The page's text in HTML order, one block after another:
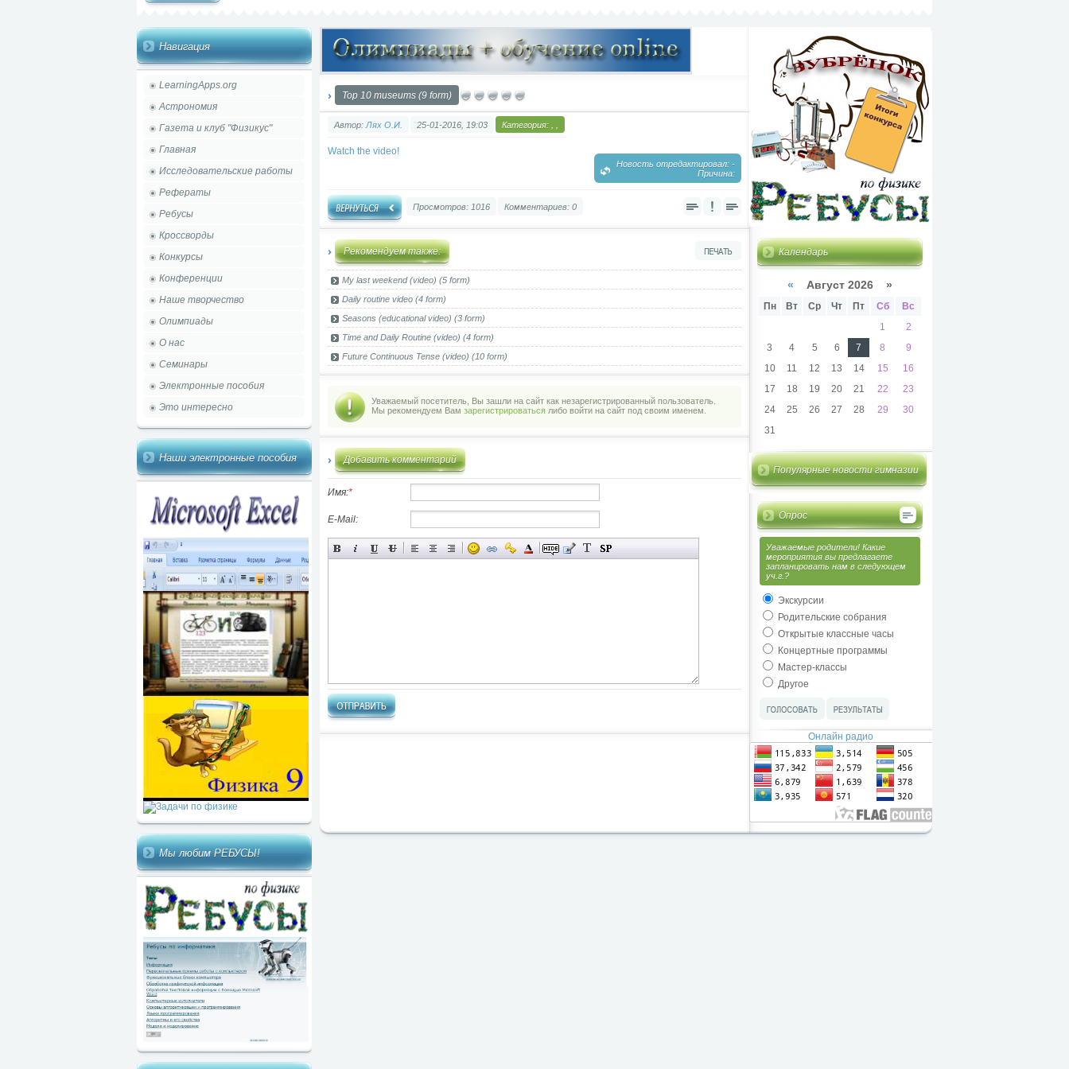
Навигация
LearningApps.org
Астрономия
Газета и клуб "Физикус"
Главная
Исследовательские работы
Рефераты
Ребусы
Кроссворды
Конкурсы
Конференции
Наше творчество
Олимпиады
О нас
Семинары
Электронные пособия
Это интересно
Наши электронные пособия
Мы любим РЕБУСЫ!
Top 10 museums (9 form)
Автор: Лях О.И. 25-01-2016, 19:03 Категория:
Watch the video!
Новость отредактировал: -
Причина:
Просмотров: 1016 Комментариев: 0
Рекомендуем также:
My last weekend (video) (5 form)
Daily routine video (4 form)
Seasons (educational video) (3 form)
Time and Daily Routine (video) (4 form)
Future Continuous Tense (video) (10 form)
Уважаемый посетитель, Вы зашли на сайт как незарегистрированный пользователь.
Мы рекомендуем Вам зарегистрироваться либо войти на сайт под своим именем.
Добавить комментарий
Имя:*
E-Mail:
Календарь
« Август 2026 »
Пн Вт Ср Чт Пт Сб
Вс
1
2
3
4 5 6 7 8
9
10
11 12 13 14 15
16
17
18 19 20 21 22
23
24
25 26 27 28 29
30
31
Популярные новости гимназии
Опрос
Уважаемые родители! Какие
мероприятия вы предлагаете
запланировать нам в следующем
уч.г.?
Экскурсии
Родительские собрания
Открытые классные часы
Концертные программы
Мастер-классы
Другое
Онлайн радио